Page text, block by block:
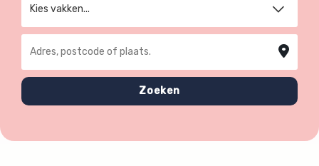
Kies vakken...
Zoeken